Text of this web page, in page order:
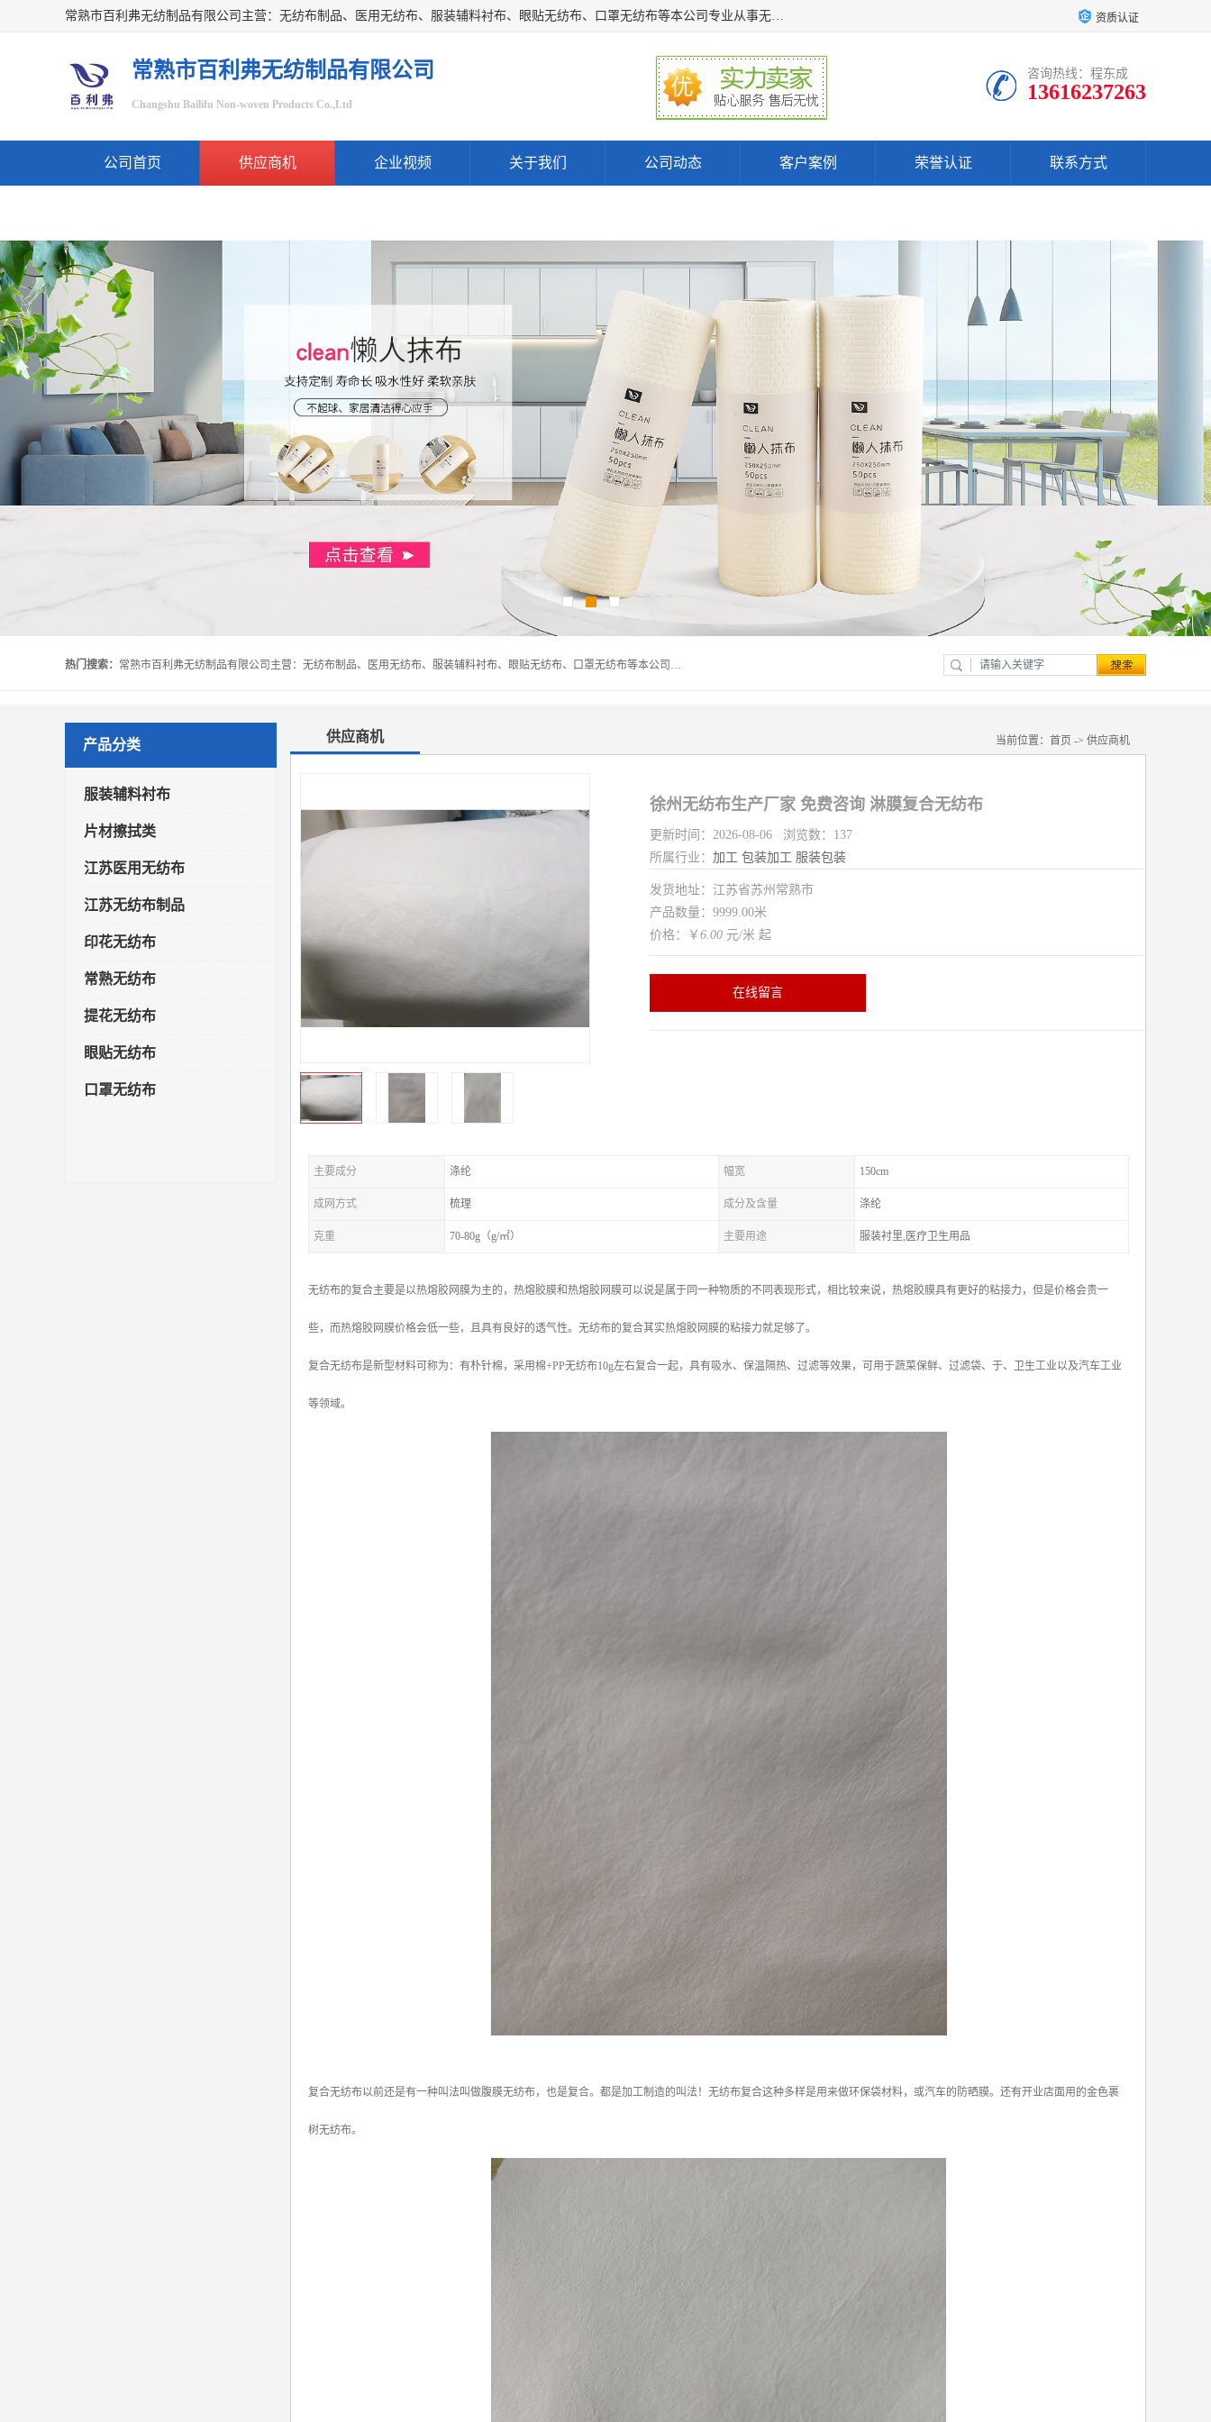
常熟市百利弗无纺制品有限公司主营：无纺布制品、医用无纺布、服装辅料衬布、眼贴无纺布、口罩无纺布等本公司专业从事无纺布制品的生产及销售。生产各种规格裁片折叠无纺布、一次性足浴巾、卷材服装衬布、印花复合类无纺布制品、环保购物袋、电子产品包装袋以及特殊功能新型无纺布。广泛用于服装，基布，包装，家居建筑、卫生材料等领域。 资质认证
常熟市百利弗无纺制品有限公司
Changshu Bailifu Non-woven Products Co.,Ltd
咨询热线：程东成
13616237263
公司首页 供应商机 企业视频 关于我们 公司动态 客户案例 荣誉认证 联系方式
热门搜索： 常熟市百利弗无纺制品有限公司主营：无纺布制品、医用无纺布、服装辅料衬布、眼贴无纺布、口罩无纺布等本公司专业从事无纺布制品的生产及销售。生产各种规格裁片折叠无纺布、一次性足浴巾、卷材服装衬布、印花复合类无纺布制品、环保购物袋、电子产品包装袋以及特殊功能新型无纺布。广泛用于服装，基布，包装，家居建筑、卫生材料等领域。
产品分类
服装辅料衬布
片材擦拭类
江苏医用无纺布
江苏无纺布制品
印花无纺布
常熟无纺布
提花无纺布
眼贴无纺布
口罩无纺布
供应商机 当前位置： 首页 -> 供应商机
徐州无纺布生产厂家 免费咨询 淋膜复合无纺布
更新时间：2026-08-06 浏览数：137
所属行业： 加工 包装加工 服装包装
发货地址：江苏省苏州常熟市
产品数量：9999.00米
价格：￥ 6.00 元/米 起
在线留言
主要成分 涤纶 幅宽 150cm
成网方式 梳理 成分及含量 涤纶
克重 70-80g（g/㎡） 主要用途 服装衬里,医疗卫生用品
无纺布的复合主要是以热熔胶网膜为主的，热熔胶膜和热熔胶网膜可以说是属于同一种物质的不同表现形式，相比较来说，热熔胶膜具有更好的粘接力，但是价格会贵一
些，而热熔胶网膜价格会低一些，且具有良好的透气性。无纺布的复合其实热熔胶网膜的粘接力就足够了。
复合无纺布是新型材料可称为：有朴针棉，采用棉+PP无纺布10g左右复合一起，具有吸水、保温隔热、过滤等效果，可用于蔬菜保鲜、过滤袋、于、卫生工业以及汽车工业
等领域。
复合无纺布以前还是有一种叫法叫做腹膜无纺布，也是复合。都是加工制造的叫法！无纺布复合这种多样是用来做环保袋材料，或汽车的防晒膜。还有开业店面用的金色裹
树无纺布。